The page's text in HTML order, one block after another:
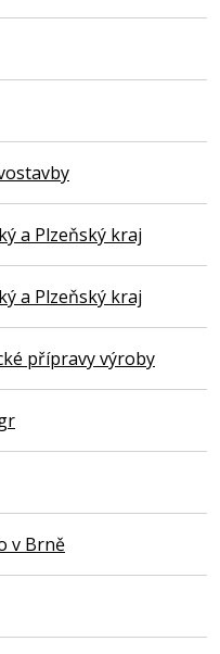
a Plzeňský kraj
a Plzeňský kraj
přípravy výroby
v Brně